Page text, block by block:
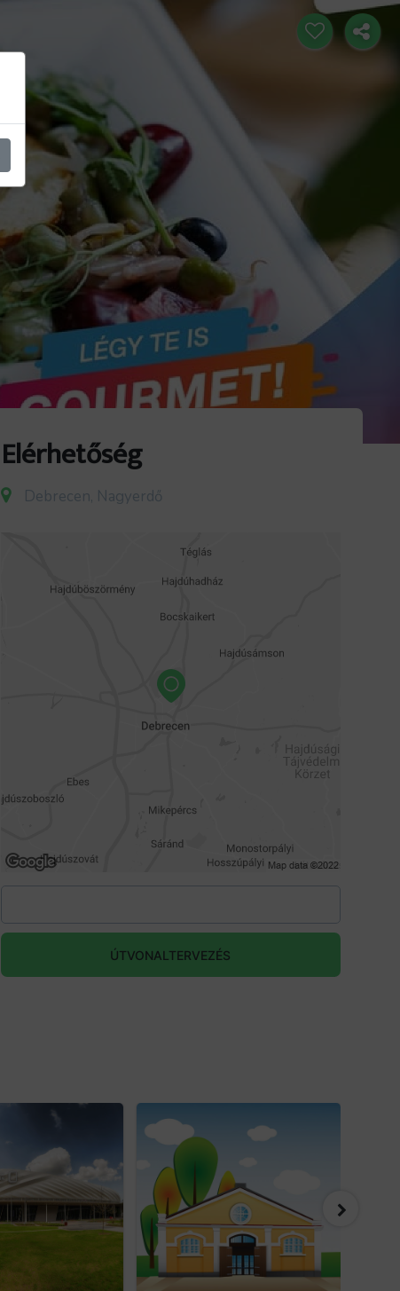
Elérhetőség
Debrecen, Nagyerdő
ÚTVONALTERVEZÉS